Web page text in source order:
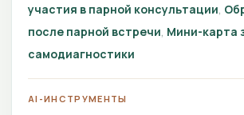
участия в парной консультации
после парной встречи Мини-карта
самодиагностики
AI-ИНСТРУМЕНТЫ